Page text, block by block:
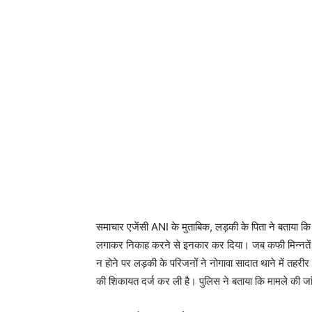
समाचार एजेंसी ANI के मुताबिक, लड़की के पिता ने बताया
लगाकर निकाह करने से इनकार कर दिया। जब कफी
न होने पर लड़की के परिजनों ने नोगावा सादात थाने में
की शिकायत दर्ज कर ली है। पुलिस ने बताया कि मामले की